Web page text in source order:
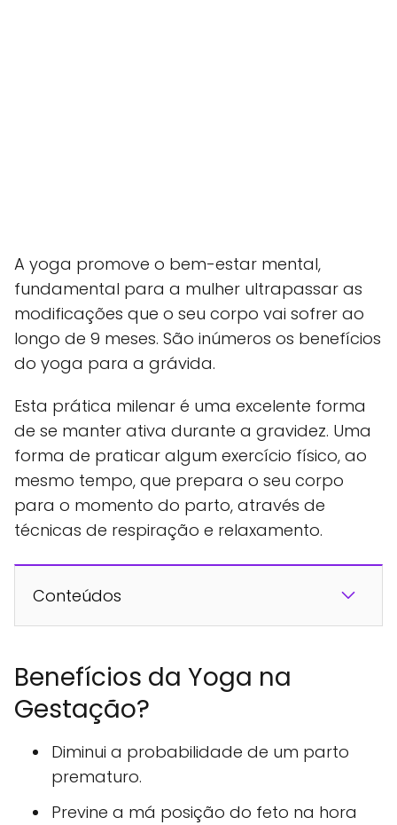
A yoga promove o bem-estar mental,
fundamental para a mulher ultrapassar as
modificações que o seu corpo vai sofrer ao
longo de 9 meses. São inúmeros os benefícios
do yoga para a grávida.
Esta prática milenar é uma excelente forma
de se manter ativa durante a gravidez. Uma
forma de praticar algum exercício físico, ao
mesmo tempo, que prepara o seu corpo
para o momento do parto, através de
técnicas de respiração e relaxamento.
Conteúdos
Benefícios da Yoga na
Gestação?
Diminui a probabilidade de um parto
prematuro.
Previne a má posição do feto na hora